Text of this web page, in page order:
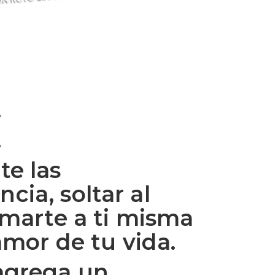
las
soltar al
a ti misma
de tu vida.